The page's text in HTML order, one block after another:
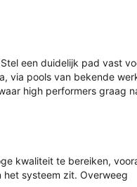
een duidelijk pad vast
via pools van bekende
high performers graag
kwaliteit te bereiken,
systeem zit. Overweeg